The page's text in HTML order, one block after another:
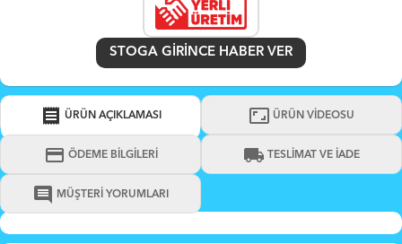
STOGA GIRINCE HABER VER
receipt ÜRÜN AÇIKLAMASI aspect_ratio ÜRÜN VİDEOSU
credit_card ÖDEME BİLGİLERİ local_shipping TESLİMAT VE İADE
comment MÜŞTERİ YORUMLARI